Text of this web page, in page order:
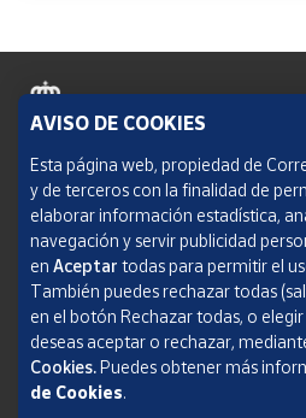
Política de cookies
Aviso legal
Condiciones del servicio
Política de Privacidad Web
Informe de transparencia
SOCIEDAD ESTATAL CORREOS Y
AVISO DE COOKIES
Esta página web, propiedad de
y de terceros con la finalidad de
elaborar información estadística,
navegación y servir publicidad
en Aceptar todas para permitir el
También puedes rechazar todas
en el botón Rechazar todas, o
deseas aceptar o rechazar,
Cookies.Puedes obtener más
de Cookies.